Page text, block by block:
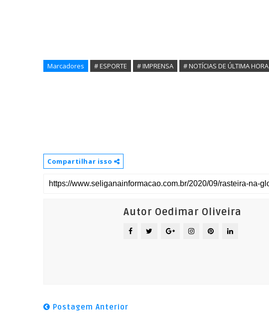
Marcadores # ESPORTE # IMPRENSA # NOTÍCIAS DE ÚLTIMA HORA
Compartilhar isso
Autor Oedimar Oliveira
Postagem Anterior